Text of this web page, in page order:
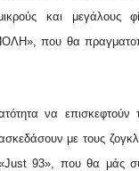
και μεγάλους
που θα
να επισκεφτούν
με τους
93», που θα μάς